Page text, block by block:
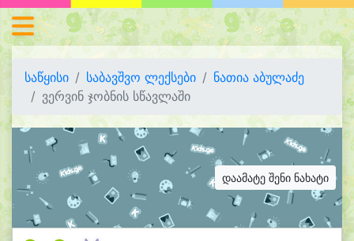
საწყისი საბავშვო ლექსები
ნათია აბულაძე
ვერვინ ჯობნის სწავლაში
დაამატე შენი ნახატი